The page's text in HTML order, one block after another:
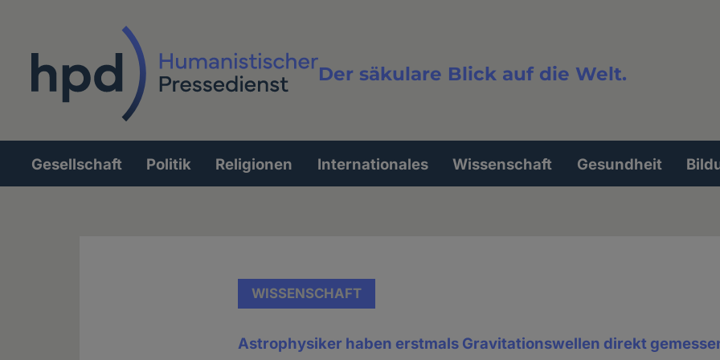
Der säkulare Blick auf die Welt.
Volltextsuche
Hauptnavigation
Gesellschaft Politik Religionen Internationales Wissenschaft Gesundheit
WISSENSCHAFT
Astrophysiker haben erstmals Gravitationswellen direkt